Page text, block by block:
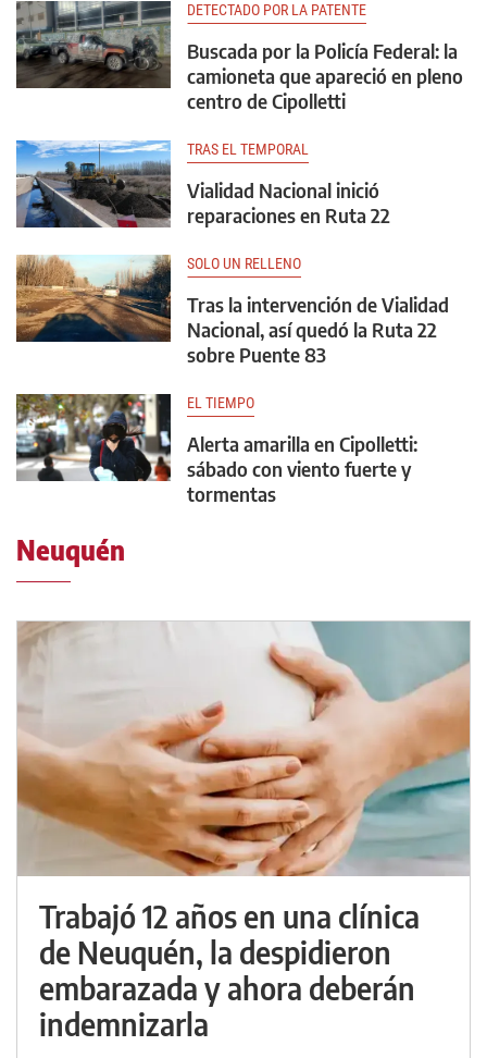
DETECTADO POR LA PATENTE
Buscada por la Policía Federal: la
camioneta que apareció en pleno
centro de Cipolletti
TRAS EL TEMPORAL
Vialidad Nacional inició
reparaciones en Ruta 22
SOLO UN RELLENO
Tras la intervención de Vialidad
Nacional, así quedó la Ruta 22
sobre Puente 83
EL TIEMPO
Alerta amarilla en Cipolletti:
sábado con viento fuerte y
tormentas
Neuquén
Trabajó 12 años en una clínica
de Neuquén, la despidieron
embarazada y ahora deberán
indemnizarla